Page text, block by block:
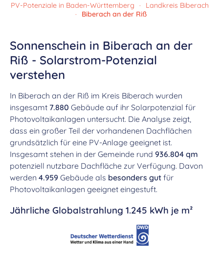
PV-Potenziale in Baden-Württemberg ·
Landkreis Biberach
·
Biberach an der Riß
Sonnenschein in Biberach an der
Riß - Solarstrom-Potenzial
verstehen
In Biberach an der Riß im Kreis Biberach wurden
insgesamt 7.880 Gebäude auf ihr Solarpotenzial für
Photovoltaikanlagen untersucht. Die Analyse zeigt,
dass ein großer Teil der vorhandenen Dachflächen
grundsätzlich für eine PV-Anlage geeignet ist.
Insgesamt stehen in der Gemeinde rund 936.804 qm
potenziell nutzbare Dachfläche zur Verfügung. Davon
werden 4.959 Gebäude als besonders gut für
Photovoltaikanlagen geeignet eingestuft.
Jährliche Globalstrahlung 1.245 kWh je m²